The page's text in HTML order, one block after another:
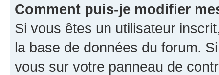
Comment puis-je modifier
Si vous êtes un utilisateur
la base de données du forum.
vous sur votre panneau de